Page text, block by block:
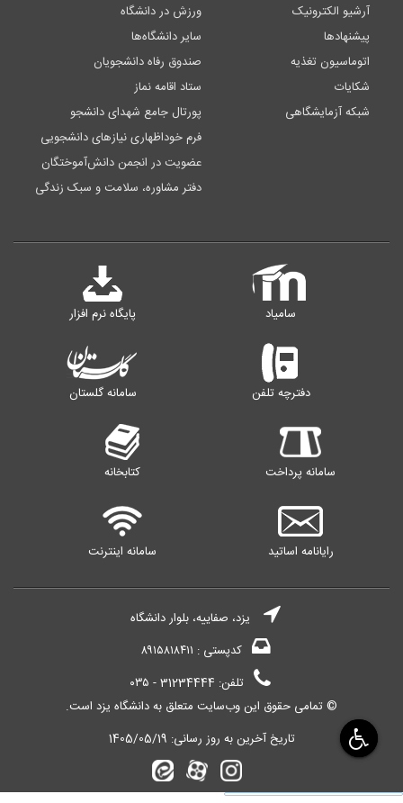
آرشیو الکترونیک
پیشنهادها
اتوماسیون تغذیه
شکایات
شبکه آزمایشگاهی
ورزش در دانشگاه
سایر دانشگاه‌ها
صندوق رفاه دانشجویان
ستاد اقامه نماز
پورتال جامع شهدای دانشجو
فرم خوداظهاری نیازهای دانشجویی
عضویت در انجمن دانش‌آموختگان
دفتر مشاوره، سلامت و سبک زندگی
سامیاد پایگاه نرم افزار
دفترچه تلفن سامانه گلستان
سامانه پرداخت کتابخانه
رایانامه اساتید سامانه اینترنت
یزد، صفاییه، بلوار دانشگاه
کدپستی : ۸۹۱۵۸۱۸۴۱۱
تلفن: 31234444 - ۰۳۵
© تمامی حقوق این وب‌سایت متعلق به دانشگاه یزد است.
تاریخ آخرین به روز رسانی: 1405/05/19